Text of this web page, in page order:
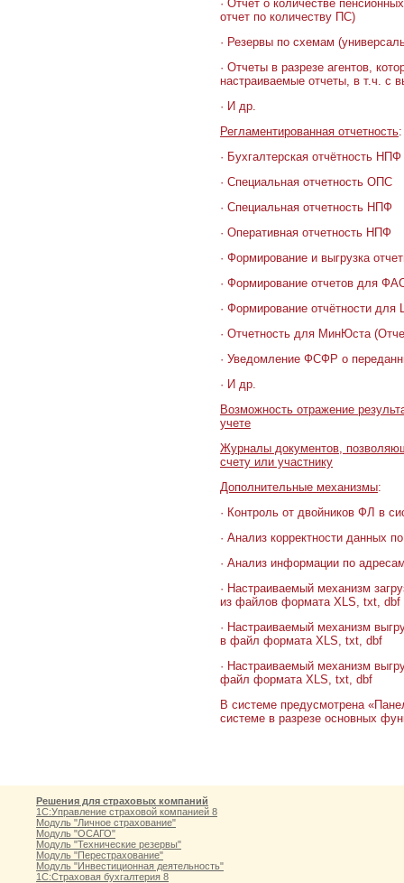
· Отчет о количестве
отчет по количеству ПС)
· Резервы по схемам
· Отчеты в разрезе агентов,
настраиваемые отчеты, в т.ч. с
· И др.
Регламентированная отчетность:
· Бухгалтерская отчётность НПФ
· Специальная отчетность ОПС
· Специальная отчетность НПФ
· Оперативная отчетность НПФ
· Формирование и выгрузка
· Формирование отчетов для
· Формирование отчётности
· Отчетность для МинЮста
· Уведомление ФСФР о
· И др.
Возможность отражение
учете
Журналы документов,
счету или участнику
Дополнительные механизмы:
· Контроль от двойников ФЛ в
· Анализ корректности данных
· Анализ информации по
· Настраиваемый механизм
из файлов формата XLS, txt, dbf
· Настраиваемый механизм
в файл формата XLS, txt, dbf
· Настраиваемый механизм
файл формата XLS, txt, dbf
В системе предусмотрена
системе в разрезе основных
Решения для страховых компаний
1С:Управление страховой компанией 8
Модуль "Личное страхование"
Модуль "ОСАГО"
Модуль "Технические резервы"
Модуль "Перестрахование"
Модуль "Инвестиционная деятельность"
1С:Страховая бухгалтерия 8